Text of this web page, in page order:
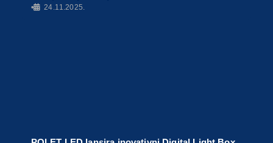
• 24.11.2025.